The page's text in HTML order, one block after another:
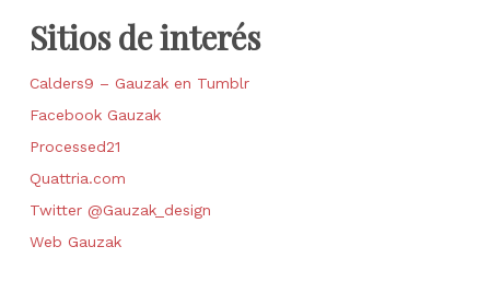
Sitios de interés
Calders9 – Gauzak en Tumblr
Facebook Gauzak
Processed21
Quattria.com
Twitter @Gauzak_design
Web Gauzak